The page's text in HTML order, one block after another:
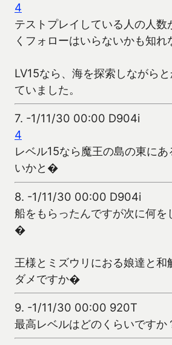
4
テストプレイしている人の人数
くフォローはいらないかも知れ
LV15なら、海を探索しながら
ていました。
7. -1/11/30 00:00 D904i
4
レベル15なら魔王の島の東に
いかと�
8. -1/11/30 00:00 D904i
船をもらったんですが次に何を
�
王様とミズウリにおる娘達と和
ダメですか�
9. -1/11/30 00:00 920T
最高レベルはどのくらいですか